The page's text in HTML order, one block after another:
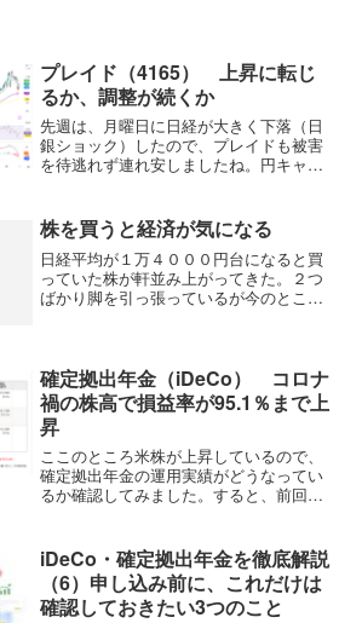
プレイド（4165） 上昇に転じ
るか、調整が続くか
先週は、月曜日に日経が大きく下落（日
銀ショック）したので、プレイドも被害
を待逃れず連れ安しましたね。円キャリ
ししました。しかし、南海トラフ地震が
あったし、3連休もあるの...
株を買うと経済が気になる
日経平均が１万４０００円台になると買
っていた株が軒並み上がってきた。２つ
ばかり脚を引っ張っているが今のところ
ポと日刊スポーツを読む時...
確定拠出年金（iDeCo） コロナ
禍の株高で損益率が95.1％まで上
昇
ここのところ米株が上昇しているので、
確定拠出年金の運用実績がどうなってい
るか確認してみました。すると、前回の
が同じになりそうです。そこで、今日は
日本国内の投資す...
iDeCo・確定拠出年金を徹底解説
（6）申し込み前に、これだけは
確認しておきたい3つのこと